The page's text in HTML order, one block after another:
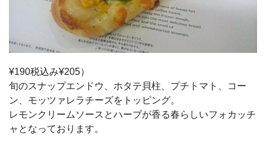
¥190税込み¥205）
旬のスナップエンドウ、ホタテ貝柱、プチトマト、コー
ン、モッツァレラチーズをトッピング。
レモンクリームソースとハーブが香る春らしいフォカッチ
ャとなっております。